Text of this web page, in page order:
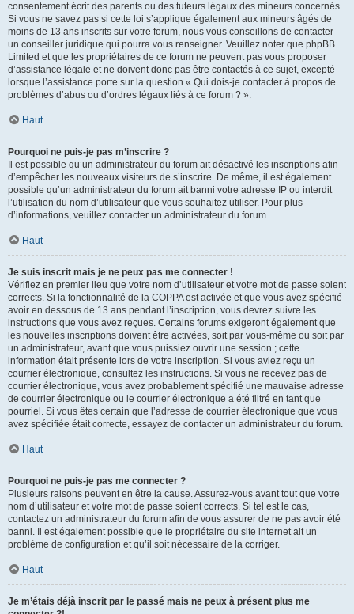
consentement écrit des parents ou des tuteurs légaux des mineurs concernés.
Si vous ne savez pas si cette loi s’applique également aux mineurs âgés de
moins de 13 ans inscrits sur votre forum, nous vous conseillons de contacter
un conseiller juridique qui pourra vous renseigner. Veuillez noter que phpBB
Limited et que les propriétaires de ce forum ne peuvent pas vous proposer
d’assistance légale et ne doivent donc pas être contactés à ce sujet, excepté
lorsque l’assistance porte sur la question « Qui dois-je contacter à propos de
problèmes d’abus ou d’ordres légaux liés à ce forum ? ».
Haut
Pourquoi ne puis-je pas m’inscrire ?
Il est possible qu’un administrateur du forum ait désactivé les inscriptions afin
d’empêcher les nouveaux visiteurs de s’inscrire. De même, il est également
possible qu’un administrateur du forum ait banni votre adresse IP ou interdit
l’utilisation du nom d’utilisateur que vous souhaitez utiliser. Pour plus
d’informations, veuillez contacter un administrateur du forum.
Haut
Je suis inscrit mais je ne peux pas me connecter !
Vérifiez en premier lieu que votre nom d’utilisateur et votre mot de passe soient
corrects. Si la fonctionnalité de la COPPA est activée et que vous avez spécifié
avoir en dessous de 13 ans pendant l’inscription, vous devrez suivre les
instructions que vous avez reçues. Certains forums exigeront également que
les nouvelles inscriptions doivent être activées, soit par vous-même ou soit par
un administrateur, avant que vous puissiez ouvrir une session ; cette
information était présente lors de votre inscription. Si vous aviez reçu un
courrier électronique, consultez les instructions. Si vous ne recevez pas de
courrier électronique, vous avez probablement spécifié une mauvaise adresse
de courrier électronique ou le courrier électronique a été filtré en tant que
pourriel. Si vous êtes certain que l’adresse de courrier électronique que vous
avez spécifiée était correcte, essayez de contacter un administrateur du forum.
Haut
Pourquoi ne puis-je pas me connecter ?
Plusieurs raisons peuvent en être la cause. Assurez-vous avant tout que votre
nom d’utilisateur et votre mot de passe soient corrects. Si tel est le cas,
contactez un administrateur du forum afin de vous assurer de ne pas avoir été
banni. Il est également possible que le propriétaire du site internet ait un
problème de configuration et qu’il soit nécessaire de la corriger.
Haut
Je m’étais déjà inscrit par le passé mais ne peux à présent plus me